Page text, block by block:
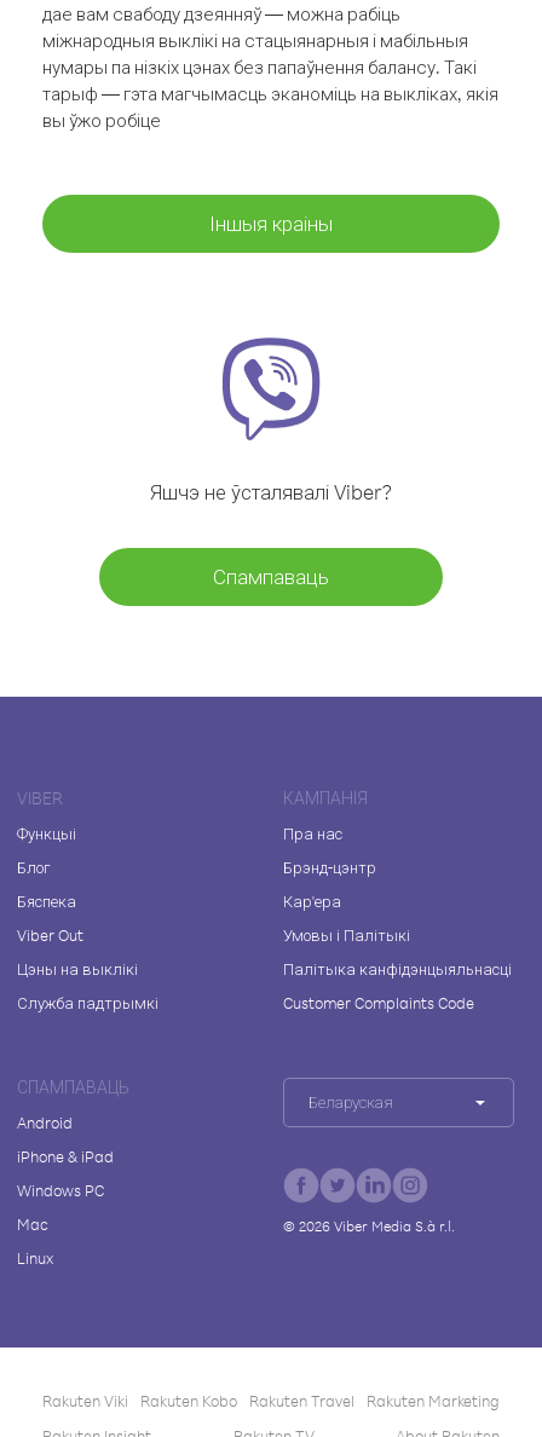
дае вам свабоду дзеянняў — можна рабіць
міжнародныя выклікі на стацыянарныя і мабільныя
нумары па нізкіх цэнах без папаўнення балансу. Такі
тарыф — гэта магчымасць эканоміць на выкліках, якія
вы ўжо робіце
Іншыя краіны
Яшчэ не ўсталявалі Viber?
Спампаваць
VIBER
Функцыі
Блог
Бяспека
Viber Out
Цэны на выклікі
Служба падтрымкі
КАМПАНІЯ
Пра нас
Брэнд-цэнтр
Кар'ера
Умовы і Палітыкі
Палітыка канфідэнцыяльнасці
Customer Complaints Code
СПАМПАВАЦЬ
Android
iPhone & iPad
Windows PC
Mac
Linux
Беларуская
© 2026Viber Media S.à r.l.
Rakuten Viki Rakuten Kobo Rakuten Travel
Rakuten Marketing